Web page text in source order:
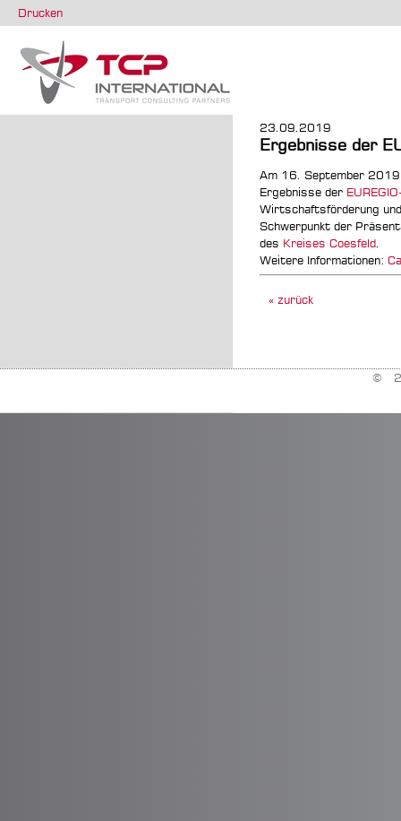
Drucken
23.09.2019
Ergebnisse der
Am 16. September
Ergebnisse der
Wirtschaftsförderung
Schwerpunkt der
des Kreises Coesfeld
Weitere Informationen:
« zurück
©